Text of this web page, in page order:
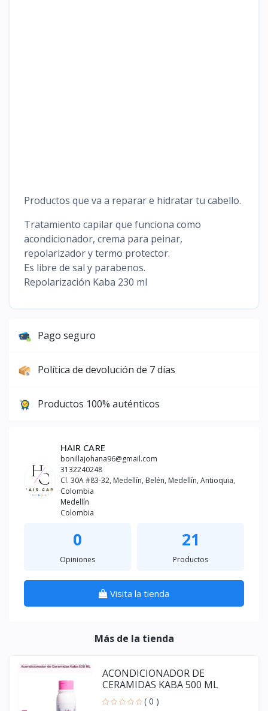
Productos que va a reparar e hidratar tu cabello.
Tratamiento capilar que funciona como
acondicionador, crema para peinar,
repolarizador y termo protector.
Es libre de sal y parabenos.
Repolarización Kaba 230 ml
Pago seguro
Política de devolución de 7 días
Productos 100% auténticos
HAIR CARE
bonillajohana96@gmail.com
3132240248
Cl. 30A #83-32, Medellín, Belén, Medellín, Antioquia,
Colombia
Medellín
Colombia
0
Opiniones
21
Productos
Visita la tienda
Más de la tienda
ACONDICIONADOR DE
CERAMIDAS KABA 500 ML
( 0 )